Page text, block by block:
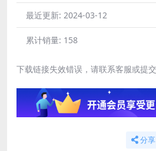
最近更新: 2024-03-12
累计销量: 158
下载链接失效错误，请联系客服或提
分享